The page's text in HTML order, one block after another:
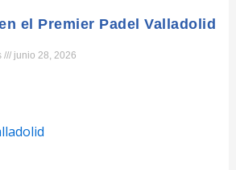
el Premier Padel Valladolid
junio 28, 2026